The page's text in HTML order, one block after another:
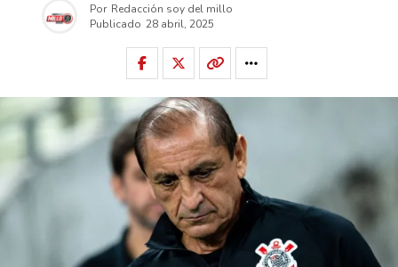
Por Redacción soy del millo
Publicado 28 abril, 2025